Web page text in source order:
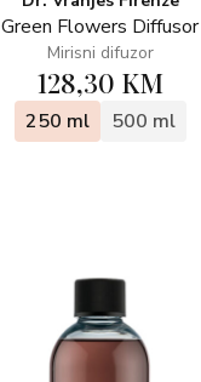
Green Flowers Diffusor
Mirisni difuzor
128,30 KM
250 ml 500 ml